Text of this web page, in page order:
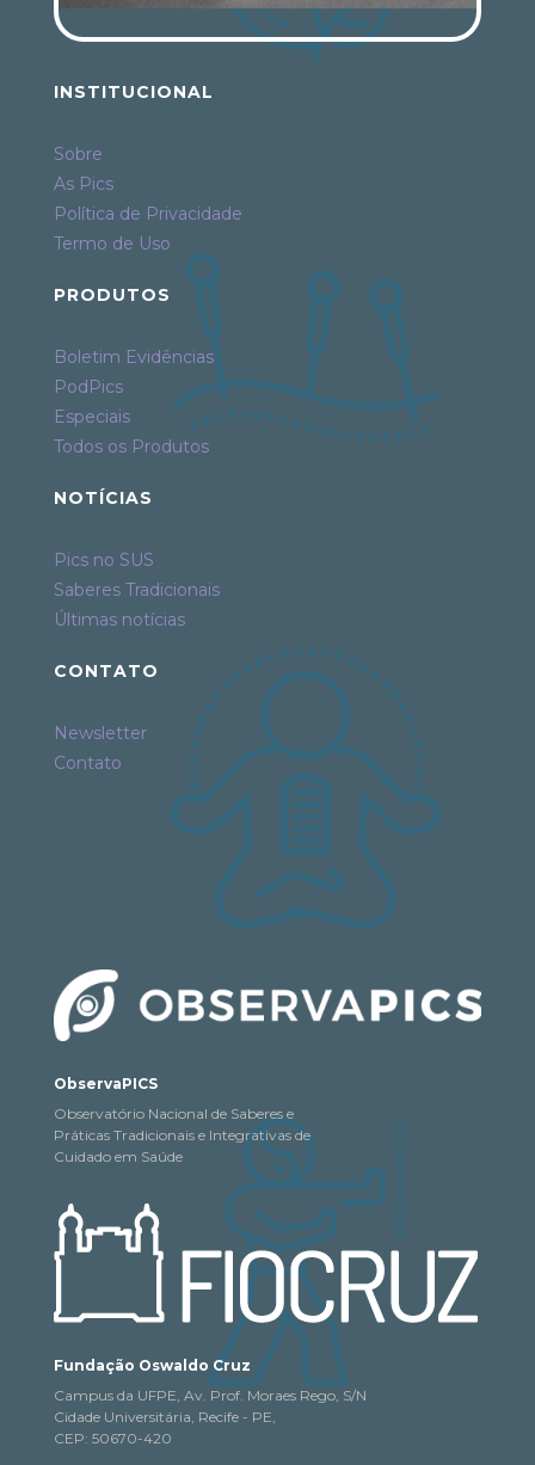
INSTITUCIONAL
Sobre
As Pics
Política de Privacidade
Termo de Uso
PRODUTOS
Boletim Evidências
PodPics
Especiais
Todos os Produtos
NOTÍCIAS
Pics no SUS
Saberes Tradicionais
Últimas notícias
CONTATO
Newsletter
Contato
ObservaPICS
Observatório Nacional de Saberes e
Práticas Tradicionais e Integrativas de
Cuidado em Saúde
Fundação Oswaldo Cruz
Campus da UFPE, Av. Prof. Moraes Rego, S/N
Cidade Universitária, Recife - PE,
CEP: 50670-420